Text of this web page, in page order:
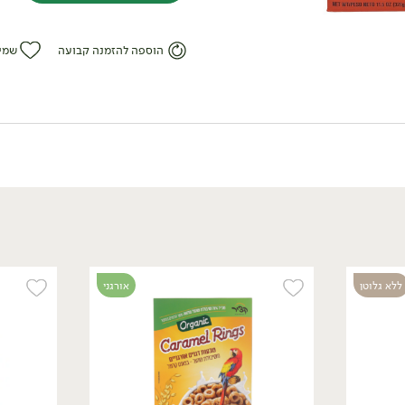
טבעוני
הוספה להזמנה קבועה
ללא גלוטן אורגני